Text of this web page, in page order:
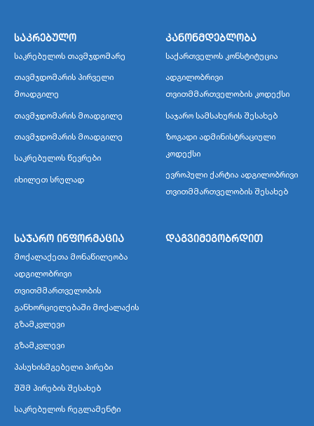
საკრებულო
საკრებულოს თავმჯდომარე
თავმჯდომარის პირველი
მოადგილე
თავმჯდომარის მოადგილე
თავმჯდომარის მოადგილე
საკრებულოს წევრები
იხილეთ სრულად
კანონმდებლობა
საქართველოს კონსტიტუცია
ადგილობრივი
თვითმმართველობის კოდექსი
საჯარო სამსახურის შესახებ
ზოგადი ადმინისტრაციული
კოდექსი
ევროპული ქარტია ადგილობრივი
თვითმმართველობის შესახებ
საჯარო ინფორმაცია
მოქალაქეთა მონაწილეობა
ადგილობრივი
თვითმმართველობის
განხორციელებაში მოქალაქის
გზამკვლევი
გზამკვლევი
პასუხისმგებელი პირები
შშმ პირების შესახებ
საკრებულოს რეგლამენტი
დაგვიმეგობრდით